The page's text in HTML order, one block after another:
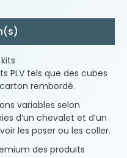
PLV tels que des cubes
rembordé.
variables selon
d’un chevalet et d’un
les poser ou les coller.
des produits